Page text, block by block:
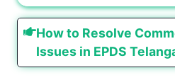
How to Resolve
Issues in EPDS